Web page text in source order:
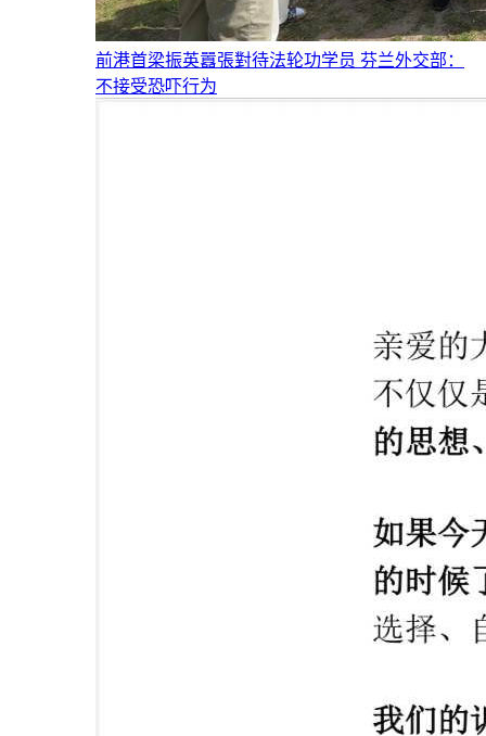
前港首梁振英囂張對待法轮功学员 芬兰外交部：
不接受恐吓行为